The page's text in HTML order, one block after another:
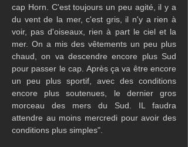
cap Horn. C'est toujours un peu agité, il y a
du vent de la mer, c'est gris, il n'y a rien à
voir, pas d'oiseaux, rien à part le ciel et la
mer. On a mis des vêtements un peu plus
chaud, on va descendre encore plus Sud
pour passer le cap. Après ça va être encore
un peu plus sportif, avec des conditions
encore plus soutenues, le dernier gros
morceau des mers du Sud. IL faudra
attendre au moins mercredi pour avoir des
conditions plus simples".